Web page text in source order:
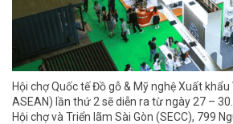
Hội chợ Quốc tế Đồ gỗ & Mỹ nghệ Xuất khẩu
ASEAN) lần thứ 2 sẽ diễn ra từ ngày 27 –
Hội chợ và Triển lãm Sài Gòn (SECC), 799